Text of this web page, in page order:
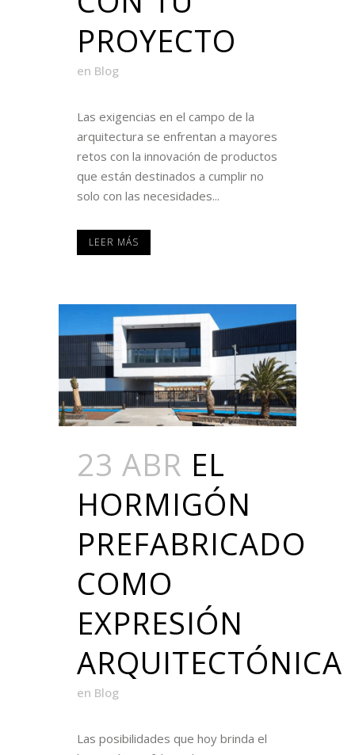
PROYECTO
en Blog
Las exigencias en el campo de la
arquitectura se enfrentan a mayores
retos con la innovación de productos
que están destinados a cumplir no
solo con las necesidades...
LEER MÁS
23 ABR EL
HORMIGÓN
PREFABRICADO
COMO
EXPRESIÓN
ARQUITECTÓNICA
en Blog
Las posibilidades que hoy brinda el